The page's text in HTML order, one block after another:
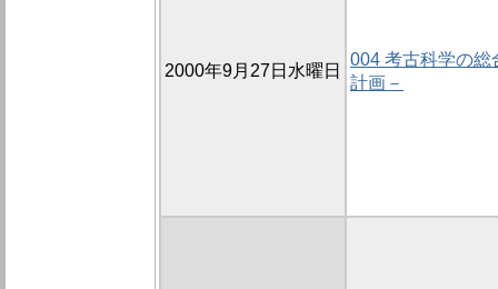
2000年9月27日水曜日
004 考古科学の総
計画－